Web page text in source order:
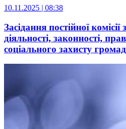
10.11.2025 | 08:38
Засідання постійної
діяльності, законності,
соціального захисту